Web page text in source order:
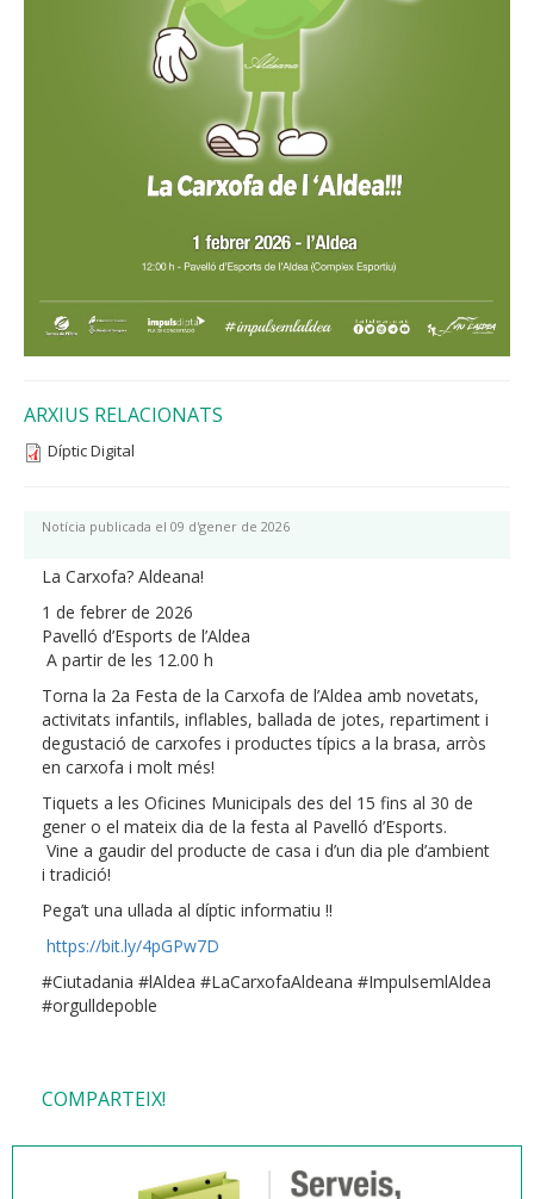
ARXIUS RELACIONATS
Díptic Digital
Notícia publicada el 09 d'gener de 2026
La Carxofa? Aldeana!
1 de febrer de 2026
Pavelló d’Esports de l’Aldea
A partir de les 12.00 h
Torna la 2a Festa de la Carxofa de l’Aldea amb novetats,
activitats infantils, inflables, ballada de jotes, repartiment i
degustació de carxofes i productes típics a la brasa, arròs
en carxofa i molt més!
Tiquets a les Oficines Municipals des del 15 fins al 30 de
gener o el mateix dia de la festa al Pavelló d’Esports.
Vine a gaudir del producte de casa i d’un dia ple d’ambient
i tradició!
Pega’t una ullada al díptic informatiu !!
https://bit.ly/4pGPw7D
#Ciutadania #lAldea #LaCarxofaAldeana #ImpulsemlAldea
#orgulldepoble
COMPARTEIX!